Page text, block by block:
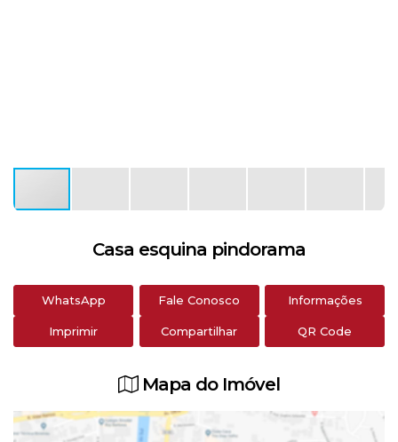
Casa esquina pindorama
WhatsApp Fale Conosco Informações
Imprimir Compartilhar QR Code
Mapa do Imóvel